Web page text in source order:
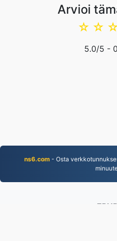
Arvioi
☆
☆
5.0/5 - 0
ns6.com - Osta